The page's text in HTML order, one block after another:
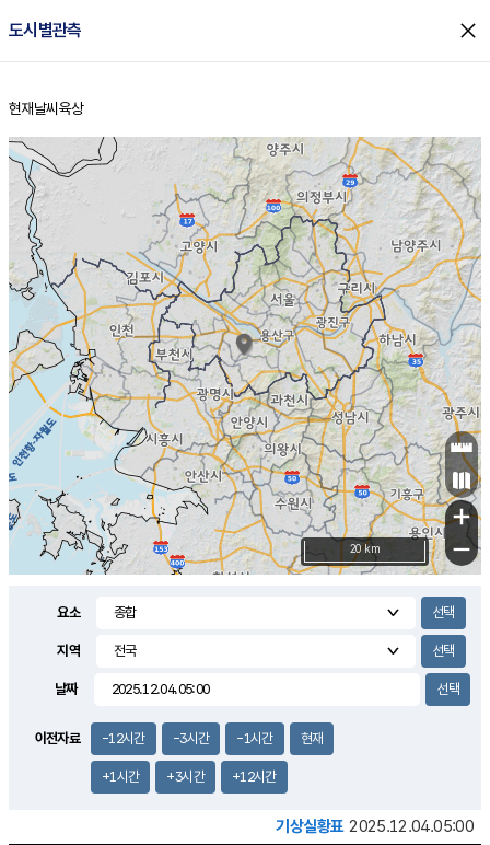
도시별관측 close
홈
현재날씨 육상
+
−
20 km
요소
지역
날짜
이전자료 -12시간 -3시간 -1시간 현재
+1시간 +3시간 +12시간
기상실황표 2025.12.04.05:00